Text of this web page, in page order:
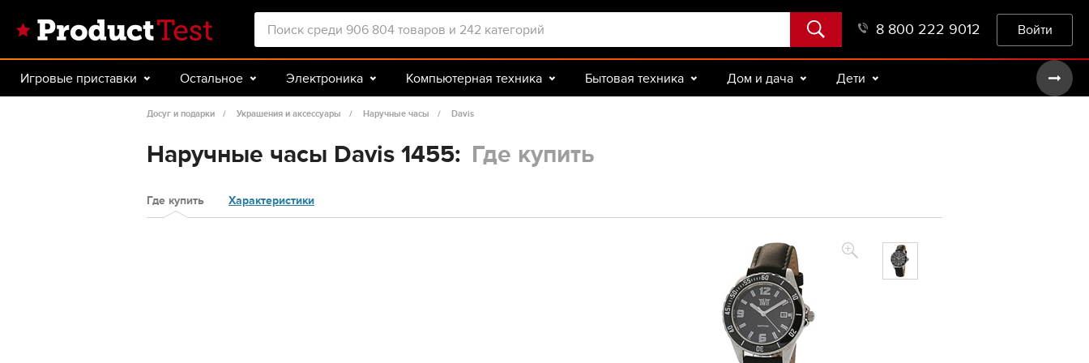
8 800 222 9012 Войти
Игровые приставки Остальное Электроника Компьютерная техника Бытовая техника Дом и дача Дети
Авто Спорт и туризм Досуг и подарки
Досуг и подарки Украшения и аксессуары Наручные часы Davis
Наручные часы Davis 1455: Где купить
Где купить Характеристики